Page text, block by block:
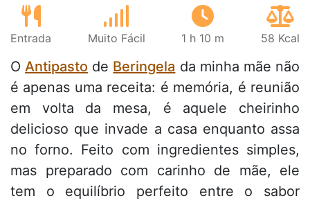
Entrada Muito Fácil 1 h 10 m 58 Kcal
OAntipasto de Beringela da minha mãe não
é apenas uma receita: é memória, é reunião
em volta da mesa, é aquele cheirinho
delicioso que invade a casa enquanto assa
no forno. Feito com ingredientes simples,
mas preparado com carinho de mãe, ele
tem o equilíbrio perfeito entre o sabor